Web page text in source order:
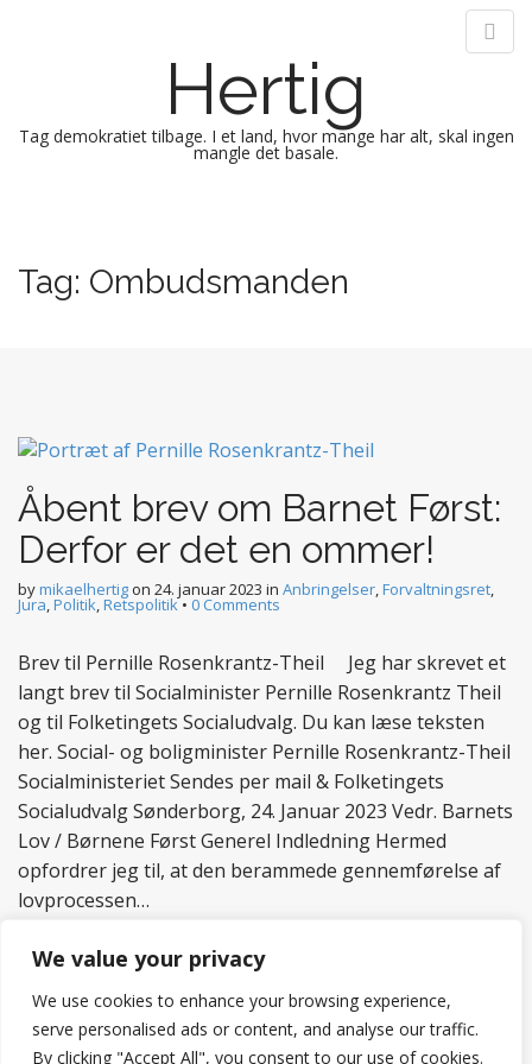
We value your privacy
We use cookies to enhance your browsing experience,
serve personalised ads or content, and analyse our traffic.
By clicking "Accept All", you consent to our use of cookies.
Hertig
Tag demokratiet tilbage. I et land, hvor mange har alt, skal ingen
mangle det basale.
i
n
p
t
e
n
t
Tag: Ombudsmanden
Åbent brev om Barnet Først:
Derfor er det en ommer!
bymikaelhertigon 24. januar 2023 in Anbringelser,Forvaltningsret,
Jura,Politik,Retspolitik• 0 Comments
Brev til Pernille Rosenkrantz-Theil Jeg har skrevet et
langt brev til Socialminister Pernille Rosenkrantz Theil
og til Folketingets Socialudvalg. Du kan læse teksten
her. Social- og boligminister Pernille Rosenkrantz-Theil
Socialministeriet Sendes per mail & Folketingets
Socialudvalg Sønderborg, 24. Januar 2023 Vedr. Barnets
Lov / Børnene Først Generel Indledning Hermed
opfordrer jeg til, at den berammede gennemførelse af
lovprocessen…
Read more